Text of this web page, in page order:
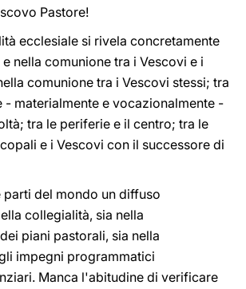
Pastore!
ecclesiale si rivela concretamente
nella comunione tra i Vescovi e i
comunione tra i Vescovi stessi; tra
- materialmente e vocazionalmente -
tra le periferie e il centro; tra le
e i Vescovi con il successore di
parti del mondo un diffuso
collegialità, sia nella
piani pastorali, sia nella
impegni programmatici
Manca l'abitudine di verificare